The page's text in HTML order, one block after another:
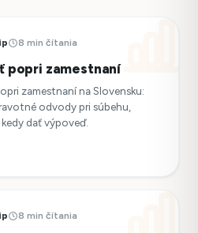
8 min čítania
popri zamestnaní
zamestnaní na Slovensku:
odvody pri súbehu,
dať výpoveď.
8 min čítania